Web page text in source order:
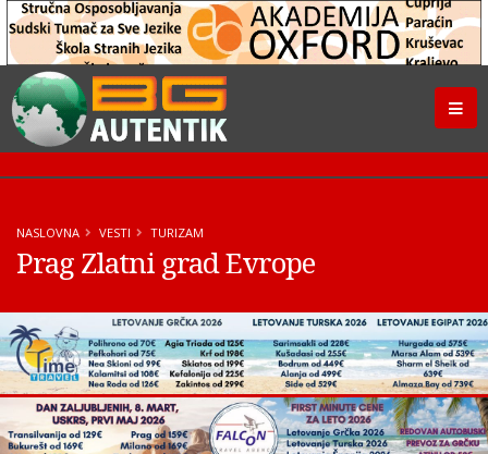
NASLOVNA VESTI TURIZAM
Prag Zlatni grad Evrope